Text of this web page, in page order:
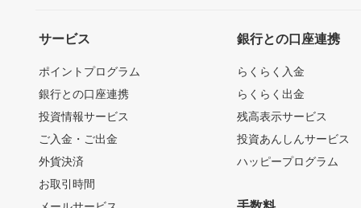
サービス
ポイントプログラム
銀行との口座連携
投資情報サービス
ご入金・ご出金
外貨決済
お取引時間
銀行との口座連携
らくらく入金
らくらく出金
残高表示サービス
投資あんしんサービス
ハッピープログラム